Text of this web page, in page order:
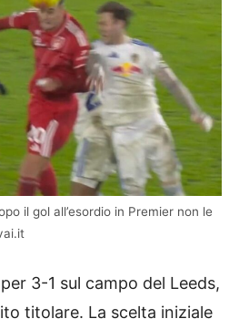
il gol all’esordio in Premier non le
3-1 sul campo del Leeds,
titolare. La scelta iniziale